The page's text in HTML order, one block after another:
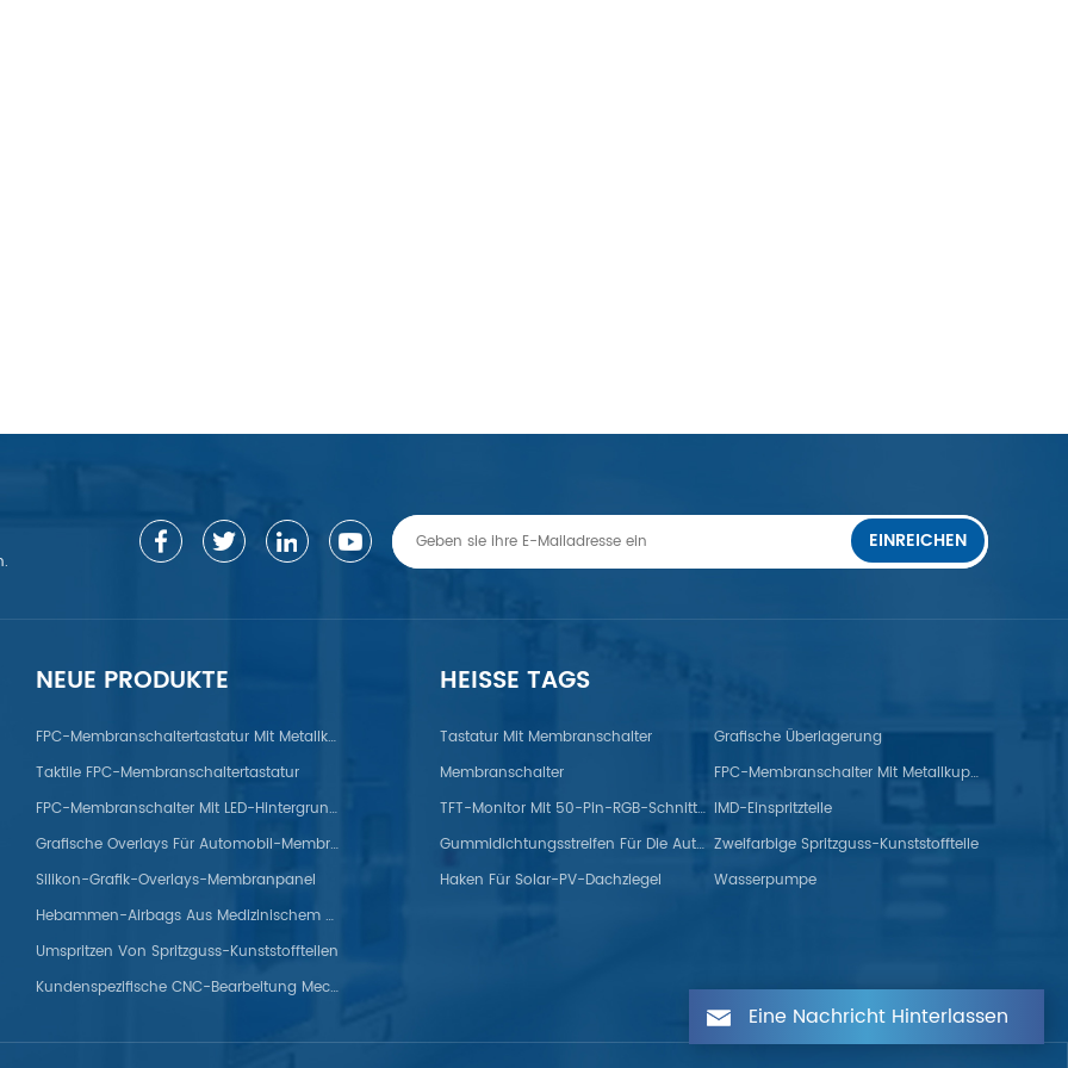
Zink/Titan/ABS/PP/PET/PC/PS/Nylon/POM/PVC/PMMA/PEEK
EINREICHEN
NEUE PRODUKTE
FPC-Membranschaltertastatur Mit Metallkuppel
Taktile FPC-Membranschaltertastatur
FPC-Membranschalter Mit LED-Hintergrundbeleuchtung
Grafische Overlays Für Automobil-Membranpanels
Silikon-Grafik-Overlays-Membranpanel
Hebammen-Airbags Aus Medizinischem Silikon
Umspritzen Von Spritzguss-Kunststoffteilen
Kundenspezifische CNC-Bearbeitung Mechanischer Titanteile
HEISSE TAGS
Tastatur Mit Membranschalter
Grafische Überlagerung
Membranschalter
FPC-Membranschalter Mit Metallkuppel
TFT-Monitor Mit 50-Pin-RGB-Schnittstelle IMD-Einspritzteile
Gummidichtungsstreifen Für Die Automobilindustrie Zweifarbige Spritzguss-Kunststoffteile
Haken Für Solar-PV-Dachziegel
Wasserpumpe
Eine Nachricht Hinterlassen